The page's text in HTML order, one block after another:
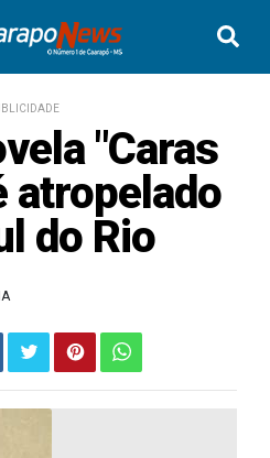
"Caras
atropelado
do Rio